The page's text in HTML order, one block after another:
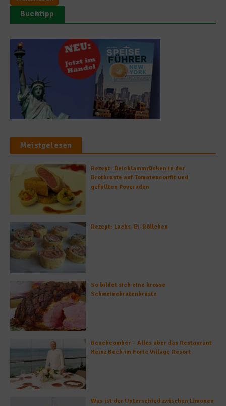
Buchtipp
Meistgelesen
Rezept: Deichlammrücken in der
Brotkruste auf Tomatenconfit und
gefüllten Poveraden
Rezept: Lachs-Ei-Röllchen
So bildet sich eine krosse
Schweinebratenkruste
Beachcomber – Alles über das Restaurant
Heinz Beck im Forte Village Resort
Was ist der Unterschied zwischen Limonen